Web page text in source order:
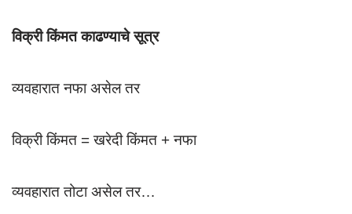
विक्री किंमत काढण्याचे सूत्र
व्यवहारात नफा असेल तर
विक्री किंमत = खरेदी किंमत + नफा
व्यवहारात तोटा असेल तर…